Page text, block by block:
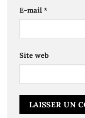
E-mail*
Site web